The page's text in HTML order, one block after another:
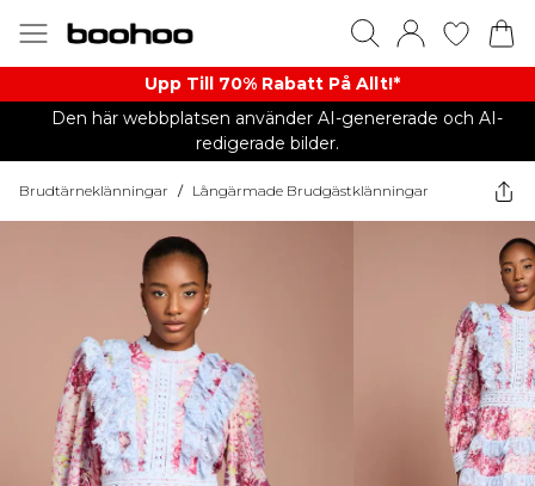
Upp Till 70% Rabatt På Allt!*
Den här webbplatsen använder AI-genererade och AI-
redigerade bilder.
Brudtärneklänningar / Långärmade Brudgästklänningar